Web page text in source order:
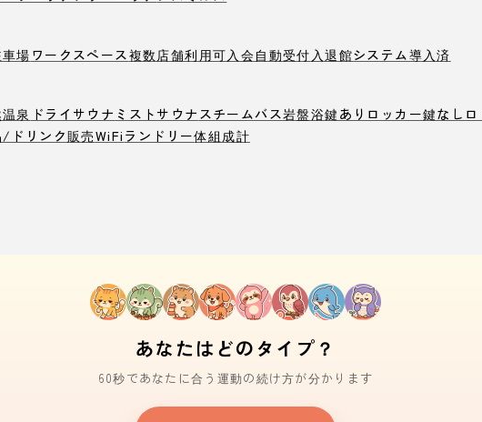
場 ワークスペース複数店舗利用可入会自動受付 入退館システム導入済
泉 ドライサウナ ミストサウナ スチームバス岩盤浴鍵ありロッカー鍵なしロ
ドリンク販売WiFi ランドリー体組成計
あなたはどのタイプ？
60秒であなたに合う運動の続け方が分かります